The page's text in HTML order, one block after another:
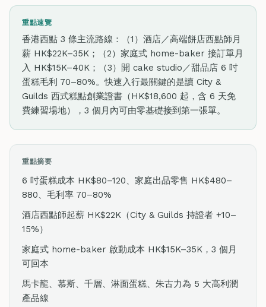
重點速覽
香港西點 3 條主流路線：（1）酒店／高端餅店西點師月
薪 HK$22K–35K；（2）家庭式 home-baker 接訂單月
入 HK$15K–40K；（3）開 cake studio／甜品店 6 吋
蛋糕毛利 70–80%。快速入行最關鍵的是讀 City &
Guilds 西式糕點創業證書（HK$18,600 起，含 6 天免
費練習場地），3 個月內可由零基礎接到第一張單。
重點摘要
6 吋蛋糕成本 HK$80–120、家庭出品零售 HK$480–
880、毛利率 70–80%
酒店西點師起薪 HK$22K（City & Guilds 持證者 +10–
15%）
家庭式 home-baker 啟動成本 HK$15K–35K，3 個月
可回本
馬卡龍、慕斯、千層、淋面蛋糕、朱古力為 5 大高利潤
產品線